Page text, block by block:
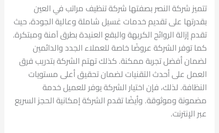
تتميز شركة النصر بصفتها شركة تنظيف مراتب في العين
بقدرتها على تقديم خدمات غسيل شاملة وعالية الجودة، حيث
تقدم إزالة الروائح الكريهة والبقع العنيدة بطرق آمنة ومبتكرة.
كما توفر الشركة عروضًا خاصة للعملاء الجدد والدائمين
لضمان أفضل تجربة ممكنة. كذلك تهتم الشركة بتدريب فرق
العمل على أحدث التقنيات لضمان تحقيق أعلى مستويات
النظافة. لذلك، فإن اختيار الشركة يوفر للعميل خدمة
مضمونة وموثوقة. وأيضًا تقدم الشركة إمكانية الحجز السريع
عبر الإنترنت.